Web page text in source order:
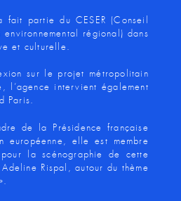
partie du CESER (Conseil
régional) dans
et culturelle.
sur le projet métropolitain
l’agence intervient également
Paris.
de la Présidence française
européenne, elle est membre
la scénographie de cette
Rispal, autour du thème